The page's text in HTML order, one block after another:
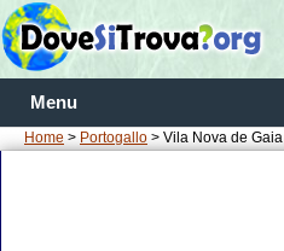
Menu
Home > Portogallo > Vila Nova de Gaia